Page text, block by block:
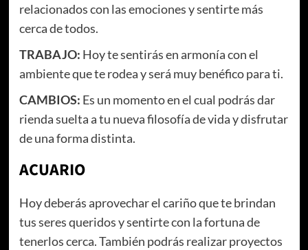
relacionados con las emociones y sentirte más
cerca de todos.
TRABAJO: Hoy te sentirás en armonía con el
ambiente que te rodea y será muy benéfico para ti.
CAMBIOS: Es un momento en el cual podrás dar
rienda suelta a tu nueva filosofía de vida y disfrutar
de una forma distinta.
ACUARIO
Hoy deberás aprovechar el cariño que te brindan
tus seres queridos y sentirte con la fortuna de
tenerlos cerca. También podrás realizar proyectos